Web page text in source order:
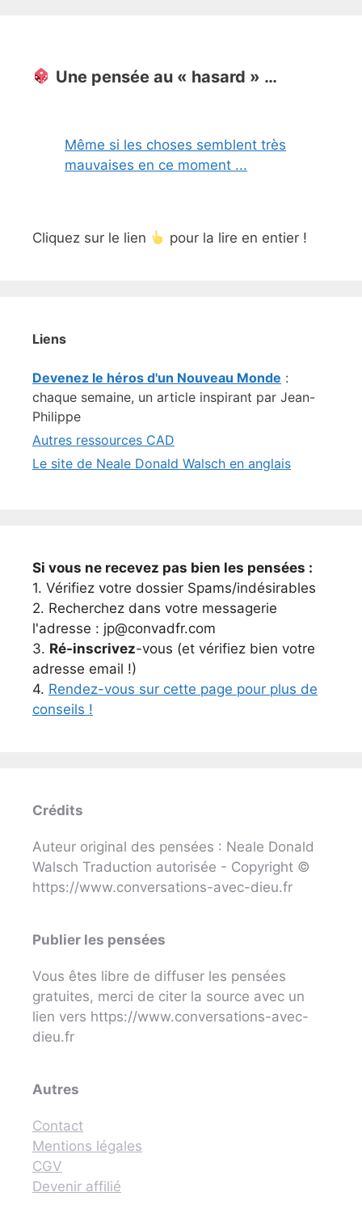
Une pensée au « hasard » …
Même si les choses semblent très
mauvaises en ce moment ...
Cliquez sur le lien pour la lire en entier !
Liens
Devenez le héros d'un Nouveau Monde :
chaque semaine, un article inspirant par Jean-
Philippe
Autres ressources CAD
Le site de Neale Donald Walsch en anglais
Si vous ne recevez pas bien les pensées :
1. Vérifiez votre dossier Spams/indésirables
2. Recherchez dans votre messagerie
l'adresse : jp@convadfr.com
3. Ré-inscrivez-vous (et vérifiez bien votre
adresse email !)
4. Rendez-vous sur cette page pour plus de
conseils !
Crédits
Auteur original des pensées : Neale Donald
Walsch Traduction autorisée - Copyright ©
https://www.conversations-avec-dieu.fr
Publier les pensées
Vous êtes libre de diffuser les pensées
gratuites, merci de citer la source avec un
lien vers https://www.conversations-avec-
dieu.fr
Autres
Contact
Mentions légales
CGV
Devenir affilié